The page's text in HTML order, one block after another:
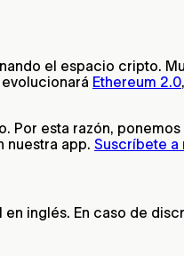
el espacio cripto.
Ethereum 2.0
esta razón,
nuestra app. Suscríbete a
inglés. En caso de